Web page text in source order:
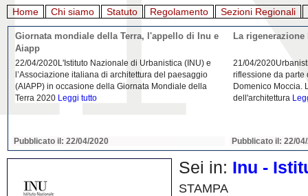
Home Chi siamo Statuto Regolamento Sezioni Regionali
Giornata mondiale della Terra, l'appello di Inu e
Aiapp
22/04/2020L'Istituto Nazionale di Urbanistica (INU) e
l’Associazione italiana di architettura del paesaggio
(AIAPP) in occasione della Giornata Mondiale della
Terra 2020 Leggi tutto
Pubblicato il: 22/04/2020
La
21/04/
riflessione da parte
Domenico Moccia.
dell'architettura
Pubblicato il: 22/
Sei in: Inu -
STAMPA